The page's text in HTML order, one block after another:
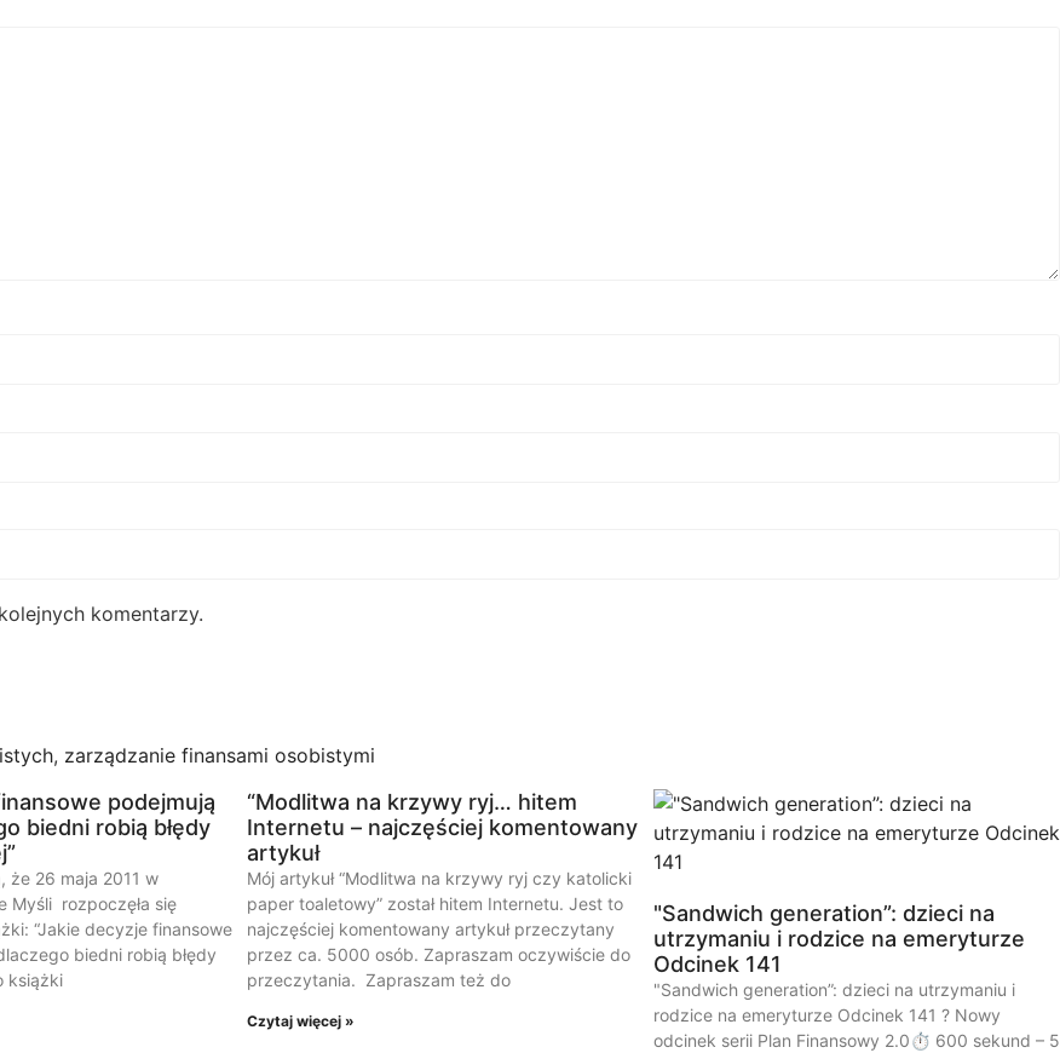
komentarzy.
, zarządzanie finansami osobistymi
podejmują
biedni robią błędy
że 26 maja 2011 w
Myśli rozpoczęła się
“Jakie decyzje finansowe
biedni robią błędy
książki
“Modlitwa na krzywy ryj… hitem
Internetu – najczęściej komentowany
artykuł
Mój artykuł “Modlitwa na krzywy ryj czy katolicki
paper toaletowy” został hitem Internetu. Jest to
najczęściej komentowany artykuł przeczytany
przez ca. 5000 osób. Zapraszam oczywiście do
przeczytania. Zapraszam też do
Czytaj więcej »
"Sandwich generation”: dzieci na
utrzymaniu i rodzice na emeryturze
Odcinek 141
"Sandwich generation”: dzieci na utrzymaniu i
rodzice na emeryturze Odcinek 141 ? Nowy
odcinek serii Plan Finansowy 2.0⏱️ 600 sekund – 5